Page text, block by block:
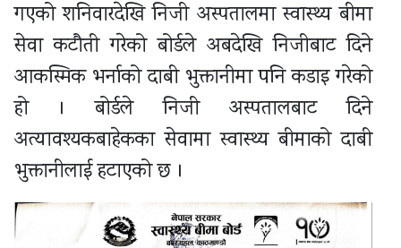
गएको शनिवारदेखि निजी अस्पतालमा स्वास्थ्य बीमा
सेवा कटौती गरेको बोर्डले अबदेखि निजीबाट दिने
आकस्मिक भर्नाको दाबी भुक्तानीमा पनि कडाइ गरेको
हो । बोर्डले निजी अस्पतालबाट दिने
अत्यावश्यकबाहेकका सेवामा स्वास्थ्य बीमाको दाबी
भुक्तानीलाई हटाएको छ ।